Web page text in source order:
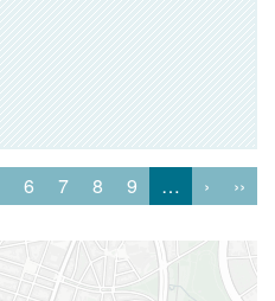
6 7 8 9 … › ››